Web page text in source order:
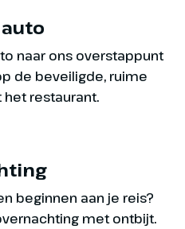
naar ons overstappunt
de beveiligde, ruime
restaurant.
beginnen aan je reis?
met ontbijt.